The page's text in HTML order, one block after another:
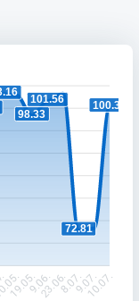
98.33
101.56
72.81
100.32
19.05.9.06.
23.06.8.07.9.07.
10.07.